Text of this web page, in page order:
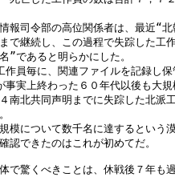
司令部の高位関係者は、最近“北
で継続し、この過程で失踪した工
”であると明らかにした。
員毎に、関連ファイルを記録し保
実上終わった６０年代以後も大規
南北共同声明までに失踪した北派
について数千名に達するという
認できたのはこれが初めてだ。
驚くべきことは、休戦後７年も